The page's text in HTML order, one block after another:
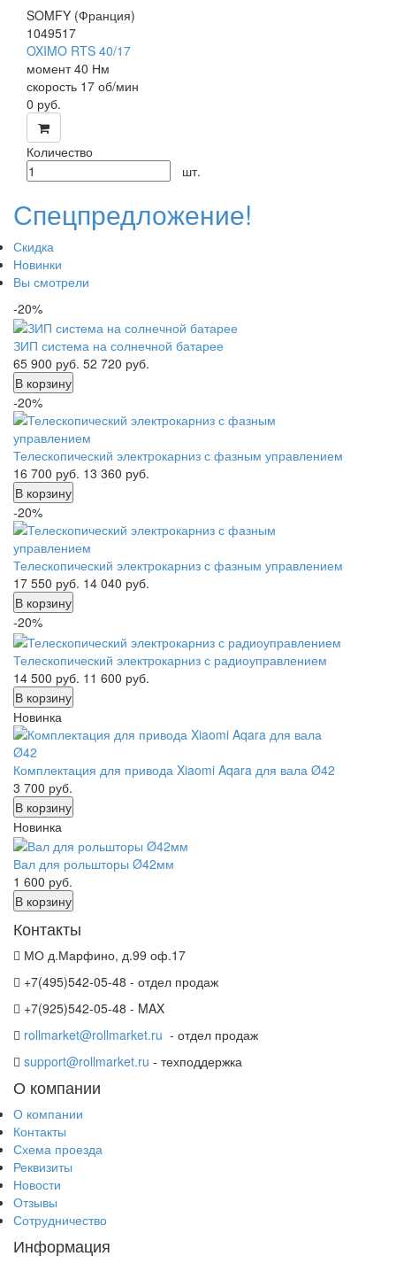
SOMFY (Франция)
1049517
OXIMO RTS 40/17
момент 40 Нм
скорость 17 об/мин
0 руб.
Количество
шт.
Спецпредложение!
Скидка
Новинки
Вы смотрели
-20%
ЗИП система на солнечной батарее
65 900 руб. 52 720 руб.
В корзину
-20%
Телескопический электрокарниз с фазным управлением
16 700 руб. 13 360 руб.
В корзину
-20%
Телескопический электрокарниз с фазным управлением
17 550 руб. 14 040 руб.
В корзину
-20%
Телескопический электрокарниз с радиоуправлением
14 500 руб. 11 600 руб.
В корзину
Новинка
Комплектация для привода Xiaomi Aqara для вала Ø42
3 700 руб.
В корзину
Новинка
Вал для рольшторы Ø42мм
1 600 руб.
В корзину
Контакты
МО д.Марфино, д.99 оф.17
+7(495)542-05-48 - отдел продаж
+7(925)542-05-48 - MAX
rollmarket@rollmarket.ru - отдел продаж
support@rollmarket.ru - техподдержка
О компании
О компании
Контакты
Схема проезда
Реквизиты
Новости
Отзывы
Сотрудничество
Информация